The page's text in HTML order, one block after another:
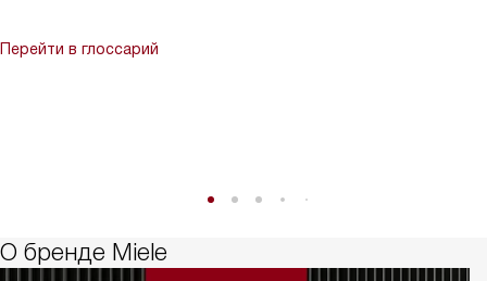
Перейти в глоссарий
О бренде Miele